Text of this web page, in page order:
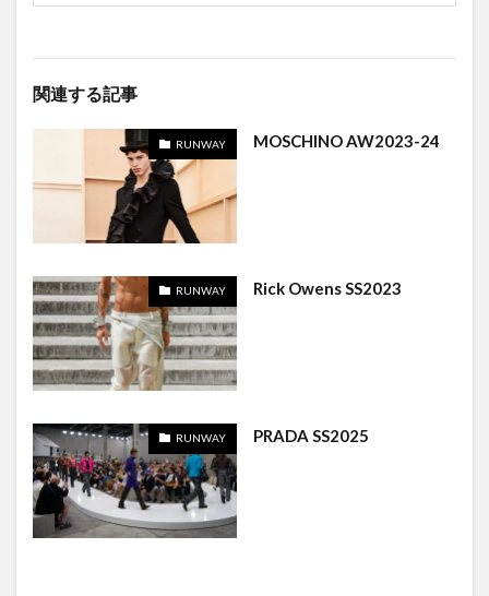
関連する記事
RUNWAY MOSCHINO AW2023-24
RUNWAY Rick Owens SS2023
RUNWAY PRADA SS2025